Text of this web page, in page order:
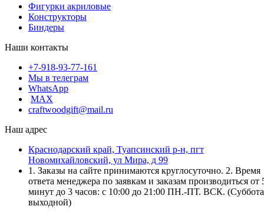
Фигурки акриловые
Конструкторы
Биндеры
Наши контакты
+7-918-93-77-161
Мы в телеграм
WhatsApp
MAX
craftwoodgift@mail.ru
Наш адрес
Краснодарский край, Туапсинский р-н, пгт
Новомихайловский, ул Мира, д 99
1. Заказы на сайте принимаются круглосуточно. 2. Время
ответа менеджера по заявкам и заказам производиться от
минут до 3 часов: с 10:00 до 21:00 ПН.-ПТ. ВСК. (Суббота
выходной)